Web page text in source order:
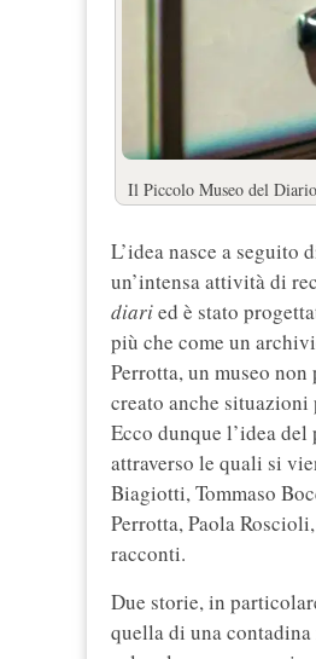
Il Piccolo Museo del
L’idea nasce a seguito
un’intensa attività di
diaried è stato
più che come un
Perrotta, un museo
creato anche
Ecco dunque l’idea
attraverso le quali si
Biagiotti, Tommaso
Perrotta, Paola
racconti.
Due storie, in
quella di una contadina